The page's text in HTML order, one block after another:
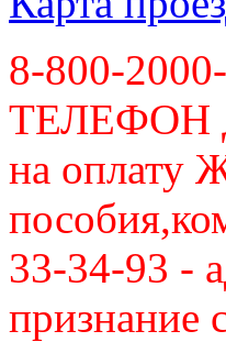
8-800-
ТЕЛЕФОН
на оплату
33-34-93 -
признание